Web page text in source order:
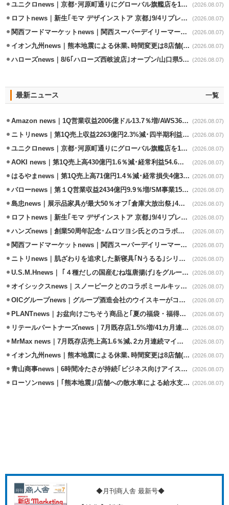
ユニクロnews｜京都･河原町通りにグローバル旗艦店を11/6開設 (2026.08.07)
ロフトnews｜新生｢モマ デザインストア 京都｣9/4リプレイスオープン (2026.08.07)
関西フードマーケットnews｜関西スーパーデイリーマート蒲生店8/7改装 (2026.08.07)
イオン九州news｜熊本地震による休業､時間変更は8店舗(8/7時点) (2026.08.07)
ハローズnews｜8/6｢ハローズ西岐波店｣オープン/山口県5店舗目 (2026.08.07)
最新ニュース 一覧
Amazon news｜1Q営業収益2006億ドル13.7％増/AWS36.8％％増が貢献 (2026.08.07)
ニトリnews｜第1Q売上収益2263億円2.3%減･四半期利益1.4％減 (2026.08.07)
ユニクロnews｜京都･河原町通りにグローバル旗艦店を11/6開設 (2026.08.07)
AOKI news｜第1Q売上高430億円1.6％減･経常利益54.6％減 (2026.08.07)
はるやまnews｜第1Q売上高71億円1.4％減･経常損失4億3800万円 (2026.08.07)
バローnews｜第１Q営業収益2434億円9.9％増/SM事業15.5％増と絶好調 (2026.08.07)
島忠news｜展示品家具が最大50％オフ｢倉庫大放出祭｣4店舗限定で開催 (2026.08.07)
ロフトnews｜新生｢モマ デザインストア 京都｣9/4リプレイスオープン (2026.08.07)
ハンズnews｜創業50周年記念･ムロツヨシ氏とのコラボ企画｢ムロハンズ｣開催 (2026.08.07)
関西フードマーケットnews｜関西スーパーデイリーマート蒲生店8/7改装 (2026.08.07)
ニトリnews｜肌ざわりを追求した新寝具｢Nうるる｣シリーズを発売 (2026.08.07)
U.S.M.Hnews｜ ｢４種だしの国産むね塩唐揚げ｣をグループ610店で共同販促 (2026.08.07)
オイシックスnews｜スノーピークとのコラボミールキット8/13発売 (2026.08.07)
OICグループnews｜グループ酒造会社のウイスキーがコンペティション受賞 (2026.08.07)
PLANTnews｜お盆向けごちそう商品と｢夏の福袋・福得カート｣8/8から開催 (2026.08.07)
リテールパートナーズnews｜7月既存店1.5%増/41カ月連続増 (2026.08.07)
MrMax news｜7月既存店売上高1.6％減､2カ月連続マイナス (2026.08.07)
イオン九州news｜熊本地震による休業､時間変更は8店舗(8/7時点) (2026.08.07)
青山商事news｜6時間冷たさが持続｢ビジネス向けアイスベスト｣発売 (2026.08.07)
ローソンnews｜｢熊本地震｣/店舗への散水車による給水支援を開始 (2026.08.07)
◆月刊商人舎 最新号◆